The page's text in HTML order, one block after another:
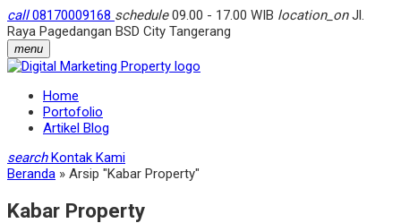
call08170009168 schedule09.00 - 17.00 WIB location_onJl.
Raya Pagedangan BSD City Tangerang
menu
Home
Portofolio
Artikel Blog
search Kontak Kami
Beranda » Arsip "Kabar Property"
Kabar Property